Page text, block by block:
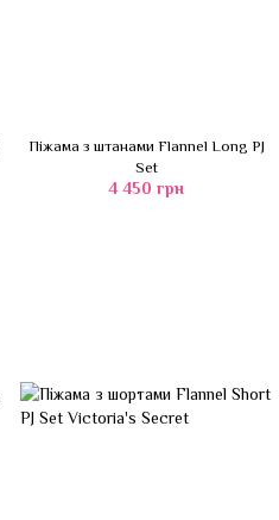
Піжама з штанами Flannel Long PJ
Set
4 450 грн